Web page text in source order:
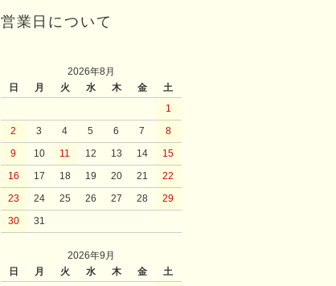
営業日について
2026年8月
日
月 火 水 木 金
土
1
2
3 4 5 6 7
8
9
10 11 12 13 14
15
16
17 18 19 20 21
22
23
24 25 26 27 28
29
30
31
2026年9月
日
月 火 水 木 金
土